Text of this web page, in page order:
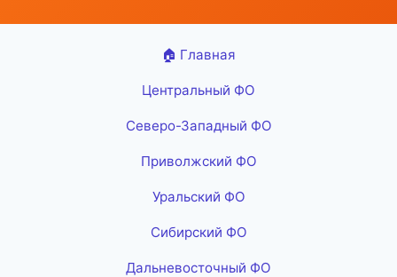
🏠 Главная
Центральный ФО
Северо-Западный ФО
Приволжский ФО
Уральский ФО
Сибирский ФО
Дальневосточный ФО